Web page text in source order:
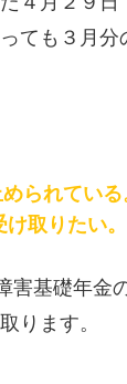
ても３月分
られている
取りたい。
基礎年金
ります。